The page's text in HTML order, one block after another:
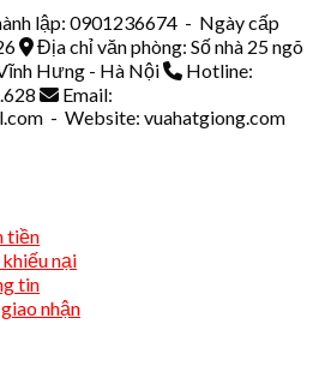
lập: 0901236674 - Ngày cấp
Địa chỉ văn phòng: Số nhà 25 ngõ
Hưng - Hà Nội
Hotline:
Email:
- Website: vuahatgiong.com
tiền
nại
tin
nhận